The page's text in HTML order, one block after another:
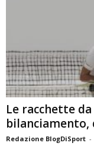
Le racchette
bilanciamento,
Redazione BlogDiSport -